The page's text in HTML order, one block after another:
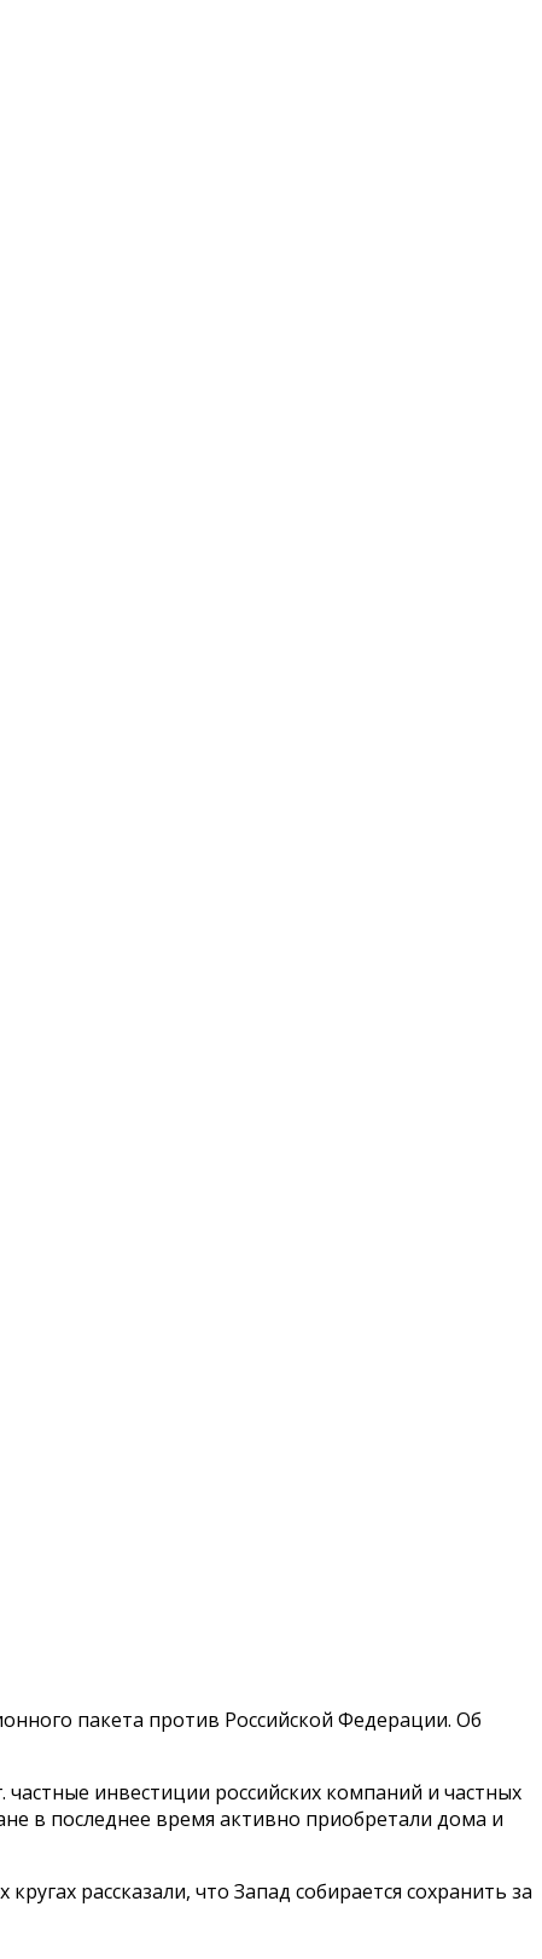
пакета против Российской Федерации. Об
инвестиции российских компаний и частных
в последнее время активно приобретали дома и
рассказали, что Запад собирается сохранить за